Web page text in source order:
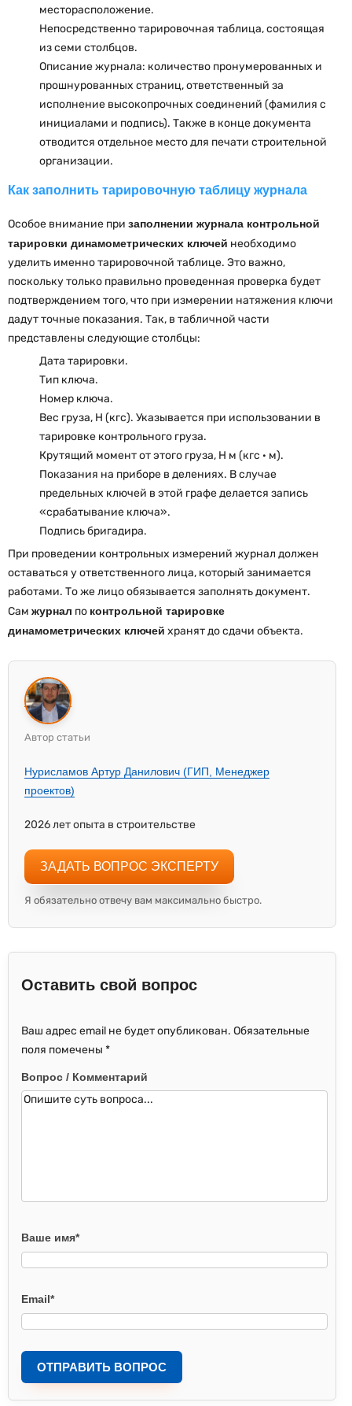
месторасположение.
Непосредственно тарировочная таблица, состоящая
из семи столбцов.
Описание журнала: количество пронумерованных и
прошнурованных страниц, ответственный за
исполнение высокопрочных соединений (фамилия с
инициалами и подпись). Также в конце документа
отводится отдельное место для печати строительной
организации.
Как заполнить тарировочную таблицу журнала
Особое внимание при заполнении журнала контрольной
тарировки динамометрических ключей необходимо
уделить именно тарировочной таблице. Это важно,
поскольку только правильно проведенная проверка будет
подтверждением того, что при измерении натяжения ключи
дадут точные показания. Так, в табличной части
представлены следующие столбцы:
Дата тарировки.
Тип ключа.
Номер ключа.
Вес груза, Н (кгс). Указывается при использовании в
тарировке контрольного груза.
Крутящий момент от этого груза, Н м (кгс · м).
Показания на приборе в делениях. В случае
предельных ключей в этой графе делается запись
«срабатывание ключа».
Подпись бригадира.
При проведении контрольных измерений журнал должен
оставаться у ответственного лица, который занимается
работами. То же лицо обязывается заполнять документ.
Сам журнал по контрольной тарировке
динамометрических ключей хранят до сдачи объекта.
Автор статьи
Нурисламов Артур Данилович (ГИП, Менеджер
проектов)
2026 лет опыта в строительстве
ЗАДАТЬ ВОПРОС ЭКСПЕРТУ
Я обязательно отвечу вам максимально быстро.
Оставить свой вопрос
Ваш адрес email не будет опубликован. Обязательные
поля помечены *
Вопрос / Комментарий
Ваше имя*
Email*
ОТПРАВИТЬ ВОПРОС